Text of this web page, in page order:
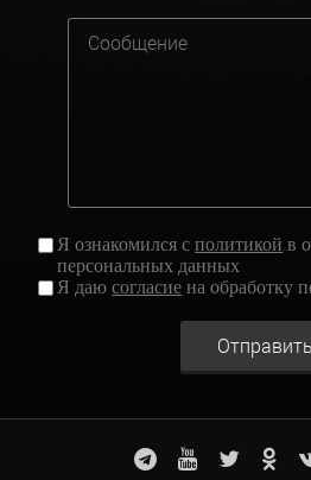
Я ознакомился сполитикой в
персональных данных
Я даюсогласие на обработку
Отправить